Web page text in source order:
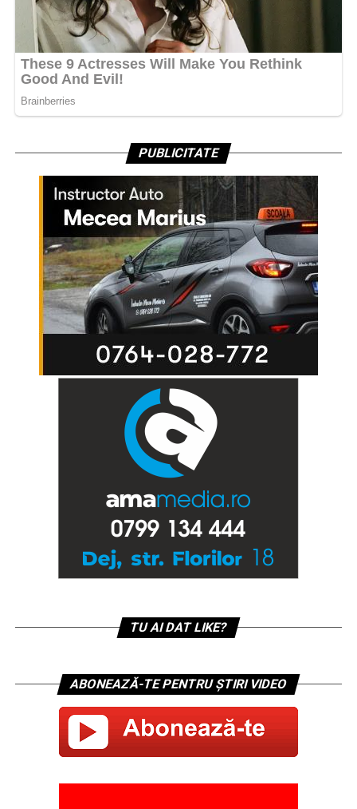
PUBLICITATE
TU AI DAT LIKE?
ABONEAZĂ-TE PENTRU ȘTIRI VIDEO